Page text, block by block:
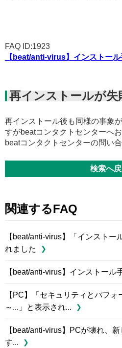
FAQ ID:1923
【beat/anti-virus】インストー
再インストールが失
再インストール後も同様の事象
すがbeatコンタクトセンターへ
beatコンタクトセンターの問い
検索へ
関連するFAQ
【beat/anti-virus】「インストー
れました
【beat/anti-virus】インストール
【PC】「セキュリティとパフ
～...」と表示され...
【beat/anti-virus】PCが壊れ、
す...